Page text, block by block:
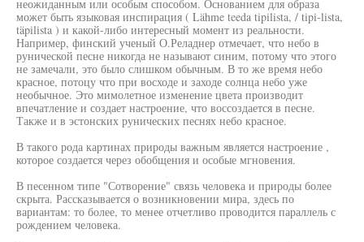
неожиданным или особым способом. Основанием для образа
может быть языковая инспирация ( Lähme teeda tipilista, / tipi-lista,
täpilista ) и какой-либо интересный момент из реальности.
Например, финский ученый О.Реладнер отмечает, что небо в
рунической песне никогда не называют синим, потому что этого
не замечали, это было слишком обычным. В то же время небо
красное, потоцу что при восходе и заходе солнца небо уже
необычное. Это мимолетное изменение цвета производит
впечатление и создает настроение, что воссоздается в песне.
Также и в эстонских рунических песнях небо красное.
В такого рода картинах природы важным является настроение ,
которое создается через обобщения и особые мгновения.
В песенном типе "Сотворение" связь человека и природы более
скрыта. Рассказывается о возникновении мира, здесь по
вариантам: то более, то менее отчетливо проводится параллель с
рождением человека.